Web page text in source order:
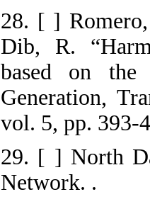
28. [ ]
Dib, R.
based on the
Generation,
vol. 5, pp. 393-
29. [ ] North
Network. .